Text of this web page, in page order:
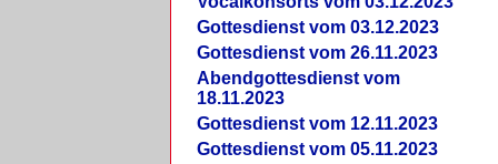
Gottesdienst vom 03.12.2023
Gottesdienst vom 26.11.2023
Abendgottesdienst vom
18.11.2023
Gottesdienst vom 12.11.2023
Gottesdienst vom 05.11.2023